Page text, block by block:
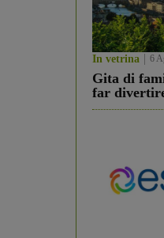
In vetrina 6
Gita di
far